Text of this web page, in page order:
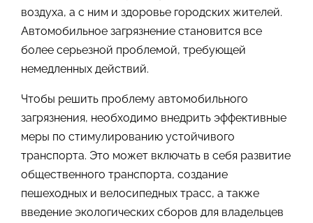
воздуха, а с ним и здоровье городских жителей.
Автомобильное загрязнение становится все
более серьезной проблемой, требующей
немедленных действий.
Чтобы решить проблему автомобильного
загрязнения, необходимо внедрить эффективные
меры по стимулированию устойчивого
транспорта. Это может включать в себя развитие
общественного транспорта, создание
пешеходных и велосипедных трасс, а также
введение экологических сборов для владельцев